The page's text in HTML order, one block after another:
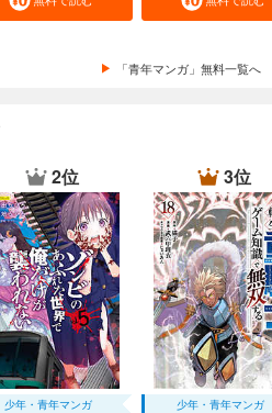
「青年マンガ」無料一覧へ
2位
少年・青年マンガ
3位
少年・青年マンガ